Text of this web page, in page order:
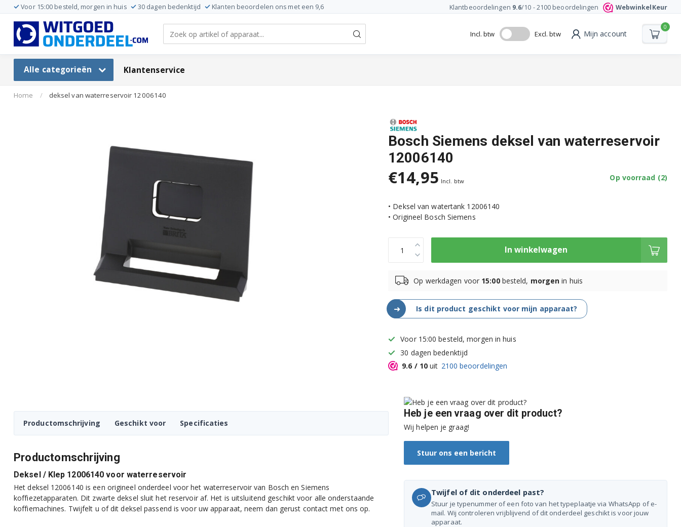
Voor 15:00 besteld, morgen in huis 30 dagen bedenktijd Klanten beoordelen ons met een 9,6 Klantbeoordelingen 9.6/10 -2100 beoordelingen WebwinkelKeur
Incl. btw Excl. btw Mijn account
0
Alle categorieën Klantenservice
Home / deksel van waterreservoir 12006140
Bosch Siemens deksel van waterreservoir
12006140
€14,95 Incl. btw Op voorraad (2)
• Deksel van watertank 12006140
• Origineel Bosch Siemens
In winkelwagen
Op werkdagen voor 15:00besteld, morgen in huis
➜ Is dit product geschikt voor mijn apparaat?
Voor 15:00 besteld, morgen in huis
30 dagen bedenktijd
9.6 / 10 uit 2100 beoordelingen
Productomschrijving Geschikt voor Specificaties
Productomschrijving
Deksel / Klep 12006140 voor waterreservoir
Het deksel 12006140 is een origineel onderdeel voor het waterreservoir van Bosch en Siemens
koffiezetapparaten. Dit zwarte deksel sluit het reservoir af. Het is uitsluitend geschikt voor alle onderstaande
koffiemachines. Twijfelt u of dit deksel passend is voor uw apparaat, neem dan gerust contact met ons op.
Heb je een vraag over dit product?
Wij helpen je graag!
Stuur ons een bericht
Twijfel of dit onderdeel past?
Stuur je typenummer of een foto van het typeplaatje via WhatsApp of e-
mail. Wij controleren vrijblijvend of dit onderdeel geschikt is voor jouw
apparaat.